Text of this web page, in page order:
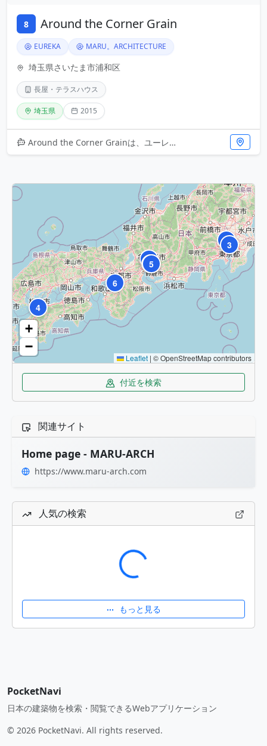
8 Around the Corner Grain
EUREKA MARU。ARCHITECTURE
埼玉県さいたま市浦和区
長屋・テラスハウス
埼玉県 2015
Around the Corner Grainは、ユーレカとMARU。ARCHITECTUREによる2015年の傑作長屋
12
3
4
5
6
7
+
−
Leaflet | © OpenStreetMap contributors
付近を検索
関連サイト
Home page - MARU-ARCH
https://www.maru-arch.com
人気の検索
読み込み中...
もっと見る
PocketNavi
日本の建築物を検索・閲覧できるWebアプリケーション
© 2026 PocketNavi. All rights reserved.